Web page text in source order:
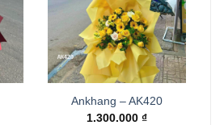
Ankhang – AK420
1.300.000 ₫